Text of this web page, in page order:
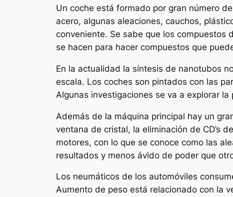
Un coche está formado por gran número
acero, algunas aleaciones, cauchos,
conveniente. Se sabe que los compuestos
se hacen para hacer compuestos que
En la actualidad la síntesis de nanotubos
escala. Los coches son pintados con las
Algunas investigaciones se va a explorar
Además de la máquina principal hay un
ventana de cristal, la eliminación de CD’s
motores, con lo que se conoce como las
resultados y menos ávido de poder que
Los neumáticos de los automóviles
Aumento de peso está relacionado con la